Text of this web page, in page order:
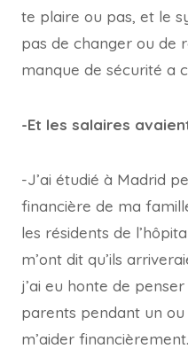
te plaire ou pas, et le
pas de changer ou de
manque de sécurité a
-Et les salaires
-J’ai étudié à Madrid
financière de ma
les résidents de
m’ont dit qu’ils
j’ai eu honte de
parents pendant un
m’aider